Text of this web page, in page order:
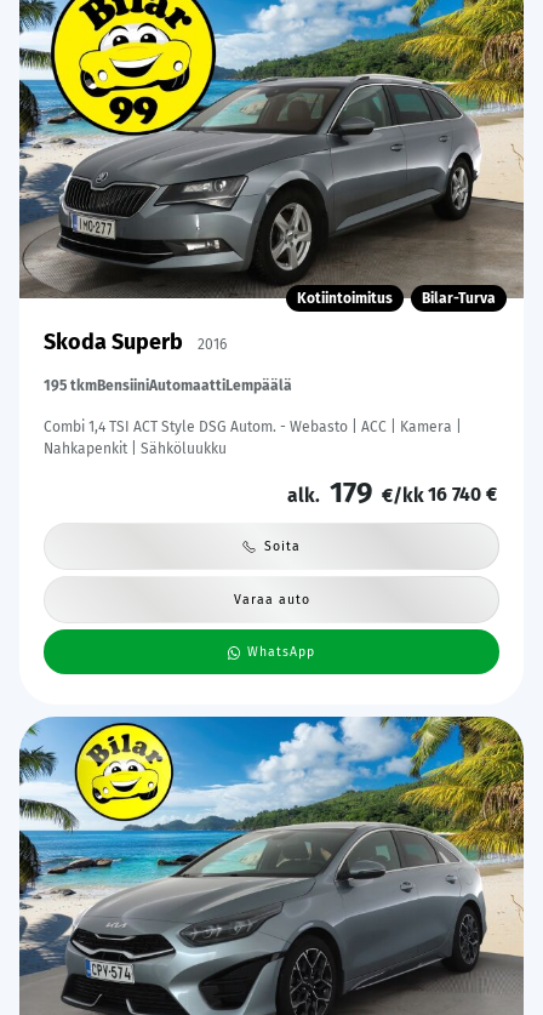
Kotiintoimitus Bilar-Turva
Skoda Superb 2016
195 tkmBensiiniAutomaattiLempäälä
Combi 1,4 TSI ACT Style DSG Autom. - Webasto | ACC | Kamera |
Nahkapenkit | Sähköluukku
alk. 179 €/kk16 740 €
Soita
Varaa auto
WhatsApp